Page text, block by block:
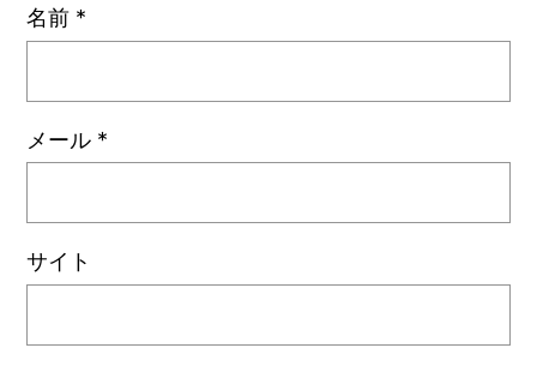
名前 *
メール *
サイト